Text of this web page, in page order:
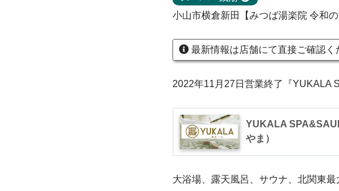
小山市横倉新田【みつば湯楽院 令和
最新情報は店舗にて直接ご確認く
2022年11月27日営業終了『YUKALA
YUKALA
やま）
大浴場、露天風呂、サウナ、北関東